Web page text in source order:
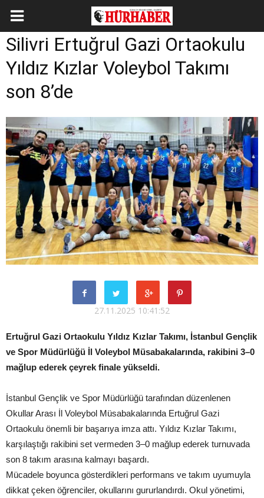
Silivri Ertuğrul Gazi Ortaokulu
Yıldız Kızlar Voleybol Takımı
son 8’de
27.11.2025 10:41:52
Ertuğrul Gazi Ortaokulu Yıldız Kızlar Takımı, İstanbul Gençlik
ve Spor Müdürlüğü İl Voleybol Müsabakalarında, rakibini 3–0
mağlup ederek çeyrek finale yükseldi.
İstanbul Gençlik ve Spor Müdürlüğü tarafından düzenlenen
Okullar Arası İl Voleybol Müsabakalarında Ertuğrul Gazi
Ortaokulu önemli bir başarıya imza attı. Yıldız Kızlar Takımı,
karşılaştığı rakibini set vermeden 3–0 mağlup ederek turnuvada
son 8 takım arasına kalmayı başardı.
Mücadele boyunca gösterdikleri performans ve takım uyumuyla
dikkat çeken öğrenciler, okullarını gururlandırdı. Okul yönetimi,